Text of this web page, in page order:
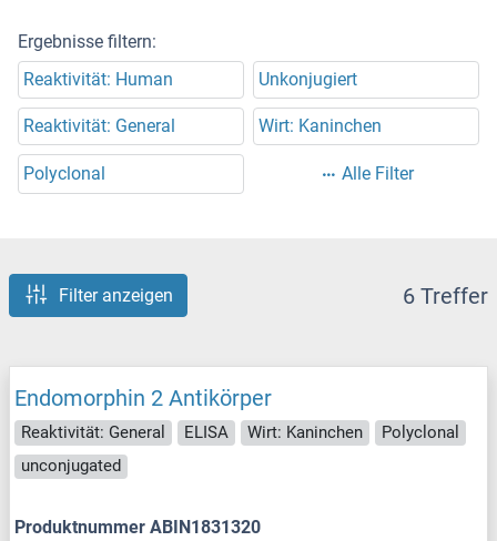
Ergebnisse filtern:
Reaktivität: Human
Unkonjugiert
Reaktivität: General Wirt: Kaninchen
Polyclonal Alle Filter
Filter anzeigen 6 Treffer
Endomorphin 2 Antikörper
Reaktivität: General ELISA Wirt: Kaninchen
Polyclonal
unconjugated
Produktnummer ABIN1831320